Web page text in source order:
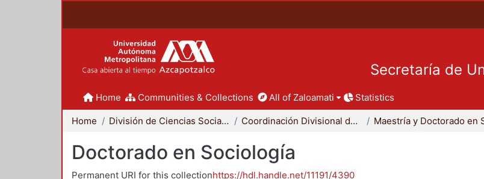
Secretaría de
Home Communities & Collections All of Zaloamati Statistics
Home División de Ciencias Sociales y Humanidades Coordinación Divisional de Posgrado
Doctorado en Sociología
Permanent URI for this collectionhttps://hdl.handle.net/11191/4390